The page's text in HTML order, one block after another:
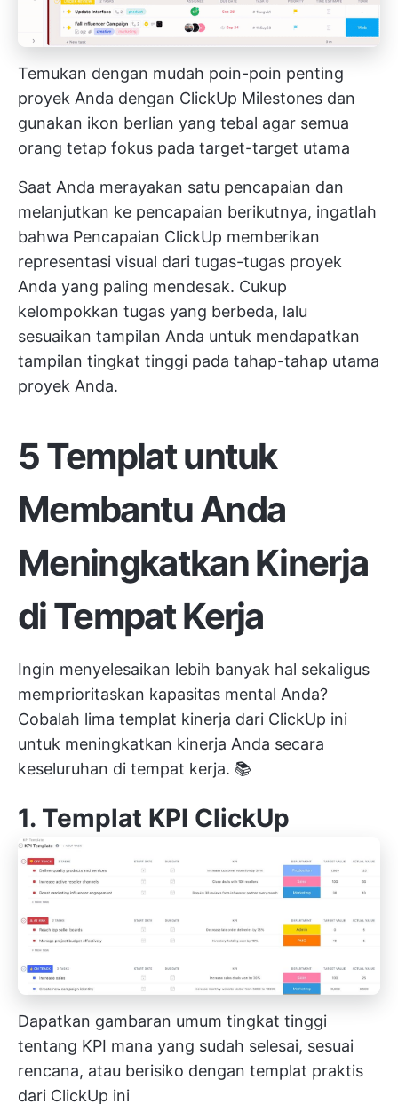
Temukan dengan mudah poin-poin penting
proyek Anda dengan ClickUp Milestones dan
gunakan ikon berlian yang tebal agar semua
orang tetap fokus pada target-target utama
Saat Anda merayakan satu pencapaian dan
melanjutkan ke pencapaian berikutnya, ingatlah
bahwa Pencapaian ClickUp memberikan
representasi visual dari tugas-tugas proyek
Anda yang paling mendesak. Cukup
kelompokkan tugas yang berbeda, lalu
sesuaikan tampilan Anda untuk mendapatkan
tampilan tingkat tinggi pada tahap-tahap utama
proyek Anda.
5 Templat untuk
Membantu Anda
Meningkatkan Kinerja
di Tempat Kerja
Ingin menyelesaikan lebih banyak hal sekaligus
memprioritaskan kapasitas mental Anda?
Cobalah lima templat kinerja dari ClickUp ini
untuk meningkatkan kinerja Anda secara
keseluruhan di tempat kerja. 📚
1. Templat KPI ClickUp
Dapatkan gambaran umum tingkat tinggi
tentang KPI mana yang sudah selesai, sesuai
rencana, atau berisiko dengan templat praktis
dari ClickUp ini